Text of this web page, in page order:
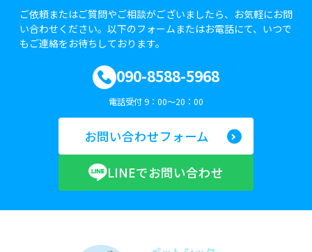
ご依頼またはご質問やご相談がございましたら、お気軽にお問
い合わせください。以下のフォームまたはお電話にて、いつで
もご連絡をお待ちしております。
090-8588-5968
電話受付 9：00～20：00
お問い合わせフォーム
LINEでお問い合わせ